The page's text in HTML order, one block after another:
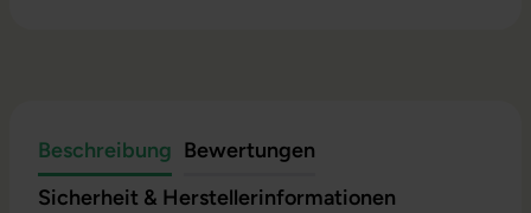
Beschreibung Bewertungen
Sicherheit & Herstellerinformationen